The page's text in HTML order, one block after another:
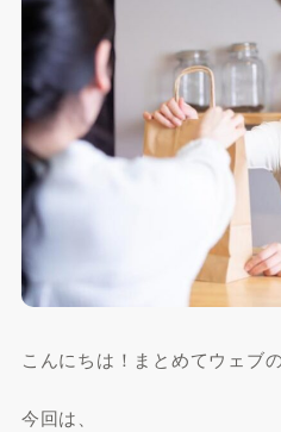
こんにちは！まとめてウェブ
今回は、